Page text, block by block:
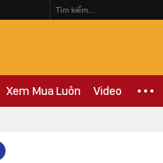
Xem Mua Luôn Video